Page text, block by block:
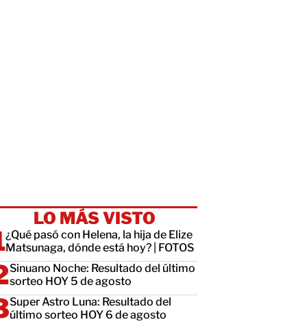
LO MÁS VISTO
¿Qué pasó con Helena, la hija de Elize
Matsunaga, dónde está hoy? | FOTOS
Sinuano Noche: Resultado del último
sorteo HOY 5 de agosto
Super Astro Luna: Resultado del
último sorteo HOY 6 de agosto